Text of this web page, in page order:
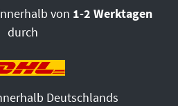
von 1-2 Werktagen
durch
Deutschlands